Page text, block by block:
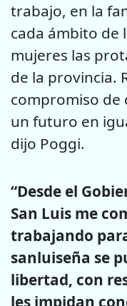
trabajo, en la
cada ámbito de
mujeres las
de la provincia.
compromiso
un futuro en
dijo Poggi.
“Desde el
San Luis me
trabajando
sanluiseña se
libertad, con
les impidan